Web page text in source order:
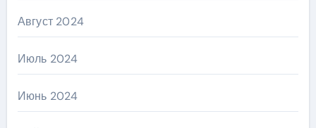
Август 2024
Июль 2024
Июнь 2024